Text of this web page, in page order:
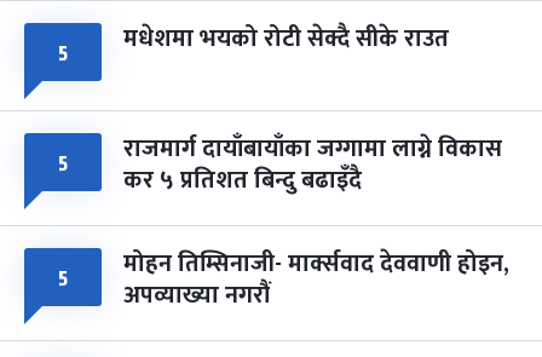
५ मधेशमा भयको रोटी सेक्दै सीके राउत
५ राजमार्ग दायाँबायाँका जग्गामा लाग्ने विकास
कर ५ प्रतिशत बिन्दु बढाइँदै
५ मोहन तिम्सिनाजी- मार्क्सवाद देववाणी होइन,
अपव्याख्या नगरौं